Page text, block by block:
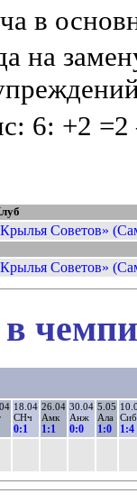
в
на
6: +2 =2
Советов»
Советов»
18.04
СНч
0:1
26.04
Амк
1:1
30.04
Анж
0:0
5.05
Ала
1:0
Сиб
1:4